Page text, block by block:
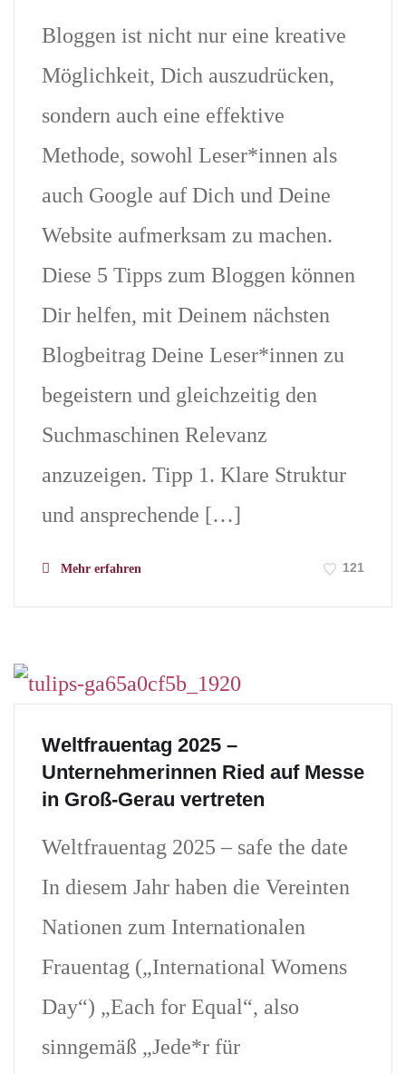
Bloggen ist nicht nur eine kreative
Möglichkeit, Dich auszudrücken,
sondern auch eine effektive
Methode, sowohl Leser*innen als
auch Google auf Dich und Deine
Website aufmerksam zu machen.
Diese 5 Tipps zum Bloggen können
Dir helfen, mit Deinem nächsten
Blogbeitrag Deine Leser*innen zu
begeistern und gleichzeitig den
Suchmaschinen Relevanz
anzuzeigen. Tipp 1. Klare Struktur
und ansprechende […]
Mehr erfahren 121
Weltfrauentag 2025 –
Unternehmerinnen Ried auf Messe
in Groß-Gerau vertreten
Weltfrauentag 2025 – safe the date
In diesem Jahr haben die Vereinten
Nationen zum Internationalen
Frauentag („International Womens
Day“) „Each for Equal“, also
sinngemäß „Jede*r für